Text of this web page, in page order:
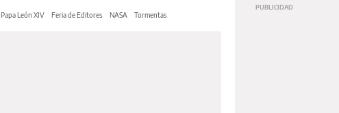
Papa León XIV Feria de Editores NASA Tormentas